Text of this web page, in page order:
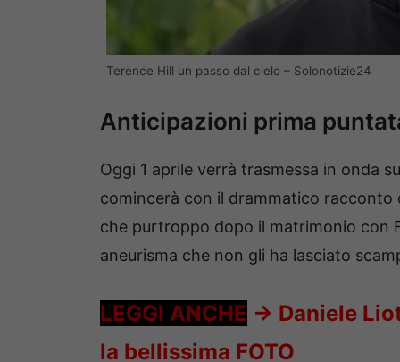
Terence Hill un passo dal cielo – Solonotizie24
Anticipazioni prima
Oggi 1 aprile verrà trasmessa in onda
comincerà con il drammatico racconto
che purtroppo dopo il matrimonio con
aneurisma che non gli ha lasciato
LEGGI ANCHE -> Daniele
la bellissima FOTO